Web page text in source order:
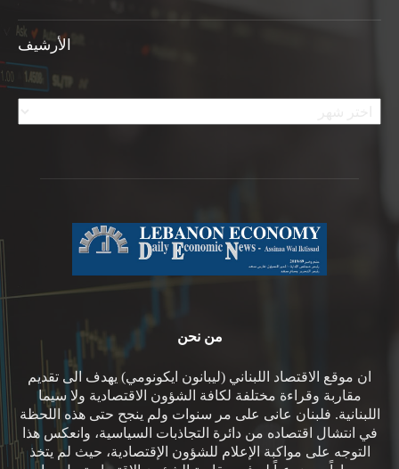
الأرشيف
الأرشيف
من نحن
ان موقع الاقتصاد اللبناني (ليبانون ايكونومي) يهدف الى تقديم
مقاربة وقراءة مختلفة لكافة الشؤون الاقتصادية ولا سيما
اللبنانية. فلبنان عانى على مر سنوات ولم ينجح حتى هذه اللحظة
في انتشال اقتصاده من دائرة التجاذبات السياسية، وانعكس هذا
التوجه على مواكبة الإعلام للشؤون الإقتصادية، حيث لم يتخذ